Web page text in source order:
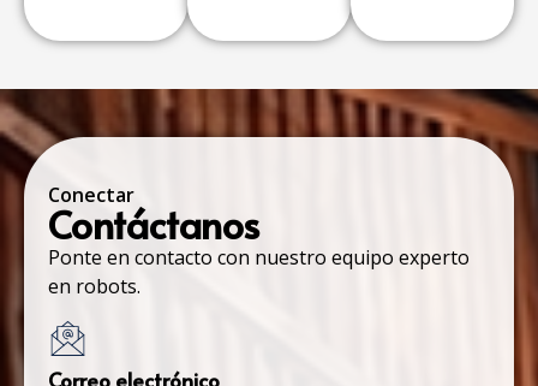
Conectar
Contáctanos
Ponte en contacto con nuestro equipo experto
en robots.
Correo electrónico